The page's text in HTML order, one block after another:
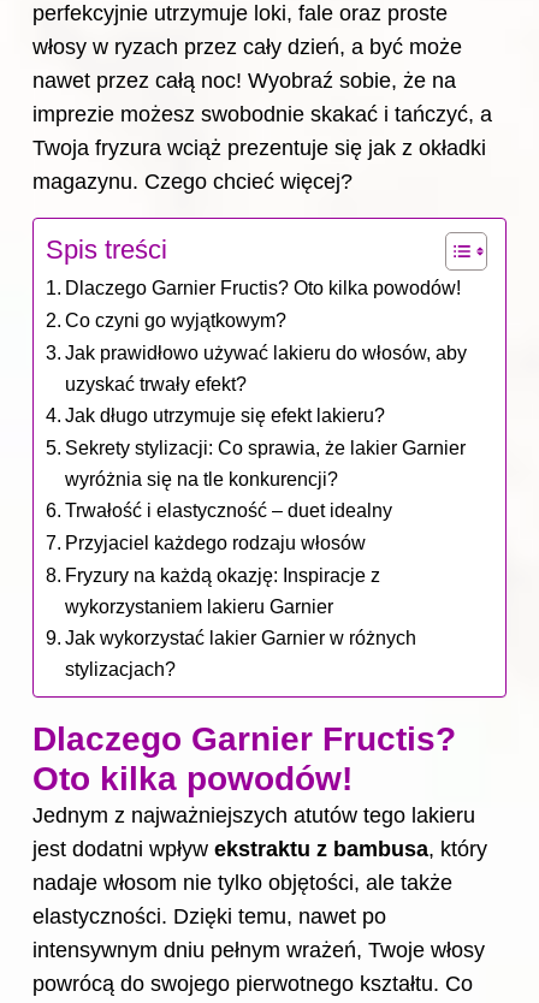
perfekcyjnie utrzymuje loki, fale oraz proste
włosy w ryzach przez cały dzień, a być może
nawet przez całą noc! Wyobraź sobie, że na
imprezie możesz swobodnie skakać i tańczyć, a
Twoja fryzura wciąż prezentuje się jak z okładki
magazynu. Czego chcieć więcej?
Spis treści
Dlaczego Garnier Fructis? Oto kilka powodów!
Co czyni go wyjątkowym?
Jak prawidłowo używać lakieru do włosów, aby
uzyskać trwały efekt?
Jak długo utrzymuje się efekt lakieru?
Sekrety stylizacji: Co sprawia, że lakier Garnier
wyróżnia się na tle konkurencji?
Trwałość i elastyczność – duet idealny
Przyjaciel każdego rodzaju włosów
Fryzury na każdą okazję: Inspiracje z
wykorzystaniem lakieru Garnier
Jak wykorzystać lakier Garnier w różnych
stylizacjach?
Dlaczego Garnier Fructis?
Oto kilka powodów!
Jednym z najważniejszych atutów tego lakieru
jest dodatni wpływ ekstraktu z bambusa, który
nadaje włosom nie tylko objętości, ale także
elastyczności. Dzięki temu, nawet po
intensywnym dniu pełnym wrażeń, Twoje włosy
powrócą do swojego pierwotnego kształtu. Co